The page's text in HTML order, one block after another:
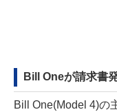
Bill Oneが請求書
Bill One(Model 4)の